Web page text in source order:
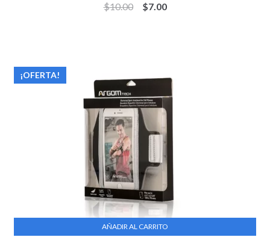
$10.00 $7.00
¡OFERTA!
AÑADIR AL CARRITO